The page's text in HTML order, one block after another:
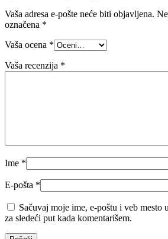
Vaša adresa e-pošte neće biti objavljena.
označena *
Vaša ocena *
Vaša recenzija *
Ime *
E-pošta *
Sačuvaj moje ime, e-poštu i veb mesto
za sledeći put kada komentarišem.